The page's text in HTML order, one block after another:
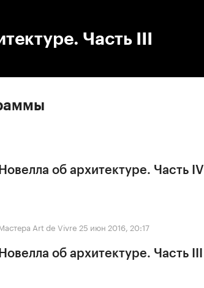
Часть III
Новелла об архитектуре. Часть IV
Art de Vivre 25 июн 2016, 20:17
Новелла об архитектуре. Часть III